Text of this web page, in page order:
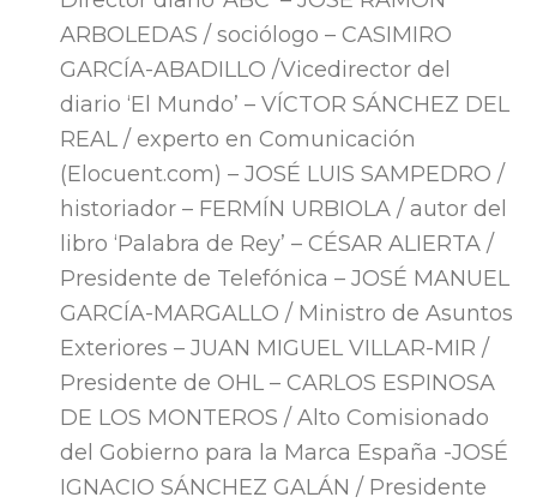
ARBOLEDAS / sociólogo – CASIMIRO
GARCÍA-ABADILLO /Vicedirector del
diario ‘El Mundo’ – VÍCTOR SÁNCHEZ DEL
REAL / experto en Comunicación
(Elocuent.com) – JOSÉ LUIS SAMPEDRO /
historiador – FERMÍN URBIOLA / autor del
libro ‘Palabra de Rey’ – CÉSAR ALIERTA /
Presidente de Telefónica – JOSÉ MANUEL
GARCÍA-MARGALLO / Ministro de Asuntos
Exteriores – JUAN MIGUEL VILLAR-MIR /
Presidente de OHL – CARLOS ESPINOSA
DE LOS MONTEROS / Alto Comisionado
del Gobierno para la Marca España -JOSÉ
IGNACIO SÁNCHEZ GALÁN / Presidente